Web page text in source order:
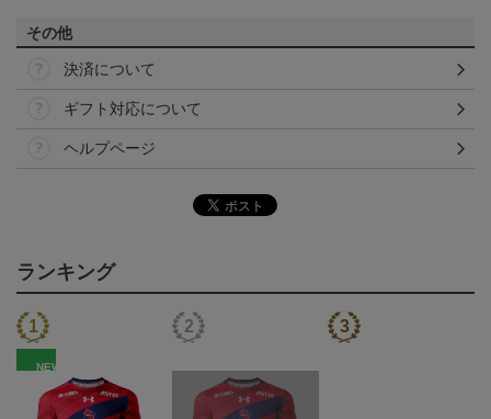
その他
決済について
ギフト対応について
ヘルプページ
ランキング
NEW